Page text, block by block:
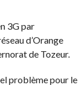
3G par
d’Orange
de Tozeur.
problème pour le